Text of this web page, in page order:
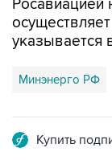
Росавиацией
указывается
Минэнерго РФ
Купить